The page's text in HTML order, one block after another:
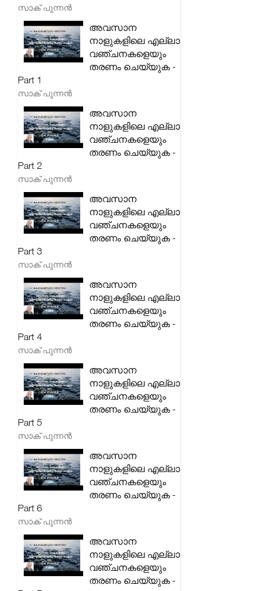
സാക് പുന്നൻ
അവസാന
നാളുകളിലെ എല്ലാ
വഞ്ചനകളെയും
തരണം ചെയ്യുക -
Part 1
സാക് പുന്നൻ
അവസാന
നാളുകളിലെ എല്ലാ
വഞ്ചനകളെയും
തരണം ചെയ്യുക -
Part 2
സാക് പുന്നൻ
അവസാന
നാളുകളിലെ എല്ലാ
വഞ്ചനകളെയും
തരണം ചെയ്യുക -
Part 3
സാക് പുന്നൻ
അവസാന
നാളുകളിലെ എല്ലാ
വഞ്ചനകളെയും
തരണം ചെയ്യുക -
Part 4
സാക് പുന്നൻ
അവസാന
നാളുകളിലെ എല്ലാ
വഞ്ചനകളെയും
തരണം ചെയ്യുക -
Part 5
സാക് പുന്നൻ
അവസാന
നാളുകളിലെ എല്ലാ
വഞ്ചനകളെയും
തരണം ചെയ്യുക -
Part 6
സാക് പുന്നൻ
അവസാന
നാളുകളിലെ എല്ലാ
വഞ്ചനകളെയും
തരണം ചെയ്യുക -